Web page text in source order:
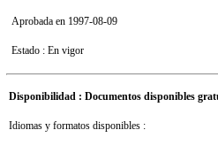
Aprobada en 1997-08-09
Estado : En vigor
Disponibilidad : Documentos disponibles
Idiomas y formatos disponibles :